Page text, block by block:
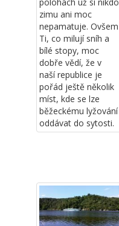
zimu ani moc
nepamatuje. Ovšem
Ti, co milují sníh a
bílé stopy, moc
dobře vědí, že v
naší republice je
pořád ještě několik
míst, kde se lze
běžeckému lyžování
oddávat do sytosti.